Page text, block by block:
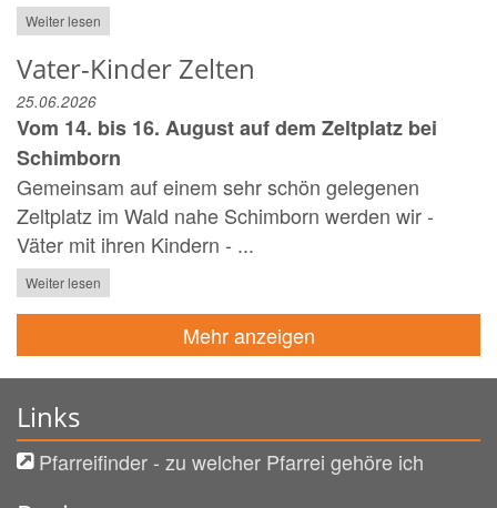
Weiter lesen
Vater-Kinder Zelten
25.06.2026
Vom 14. bis 16. August auf dem Zeltplatz bei
Schimborn
Gemeinsam auf einem sehr schön gelegenen
Zeltplatz im Wald nahe Schimborn werden wir -
Väter mit ihren Kindern - ...
Weiter lesen
Mehr anzeigen
Links
Pfarreifinder - zu welcher Pfarrei gehöre ich